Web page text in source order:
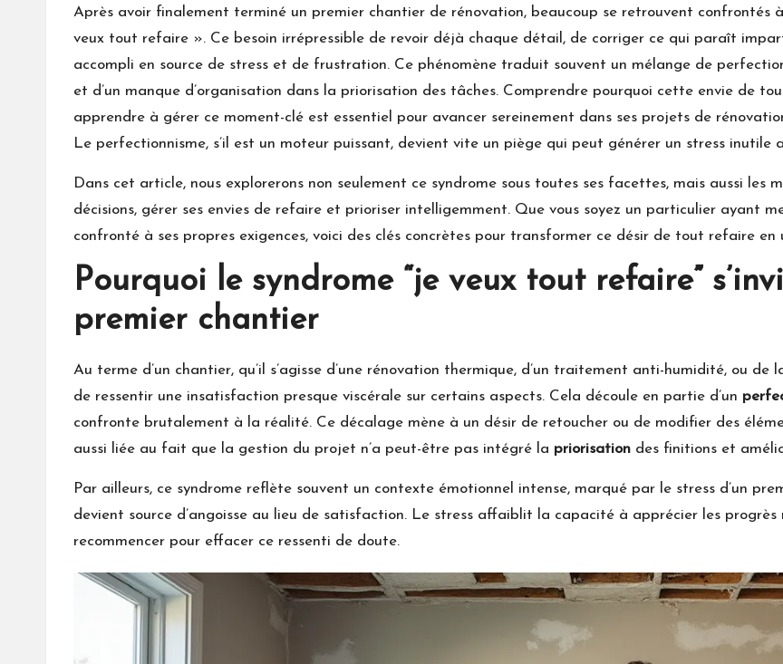
Après avoir finalement terminé un premier chantier de rénovation, beaucoup se retrouvent confrontés
veux tout refaire ». Ce besoin irrépressible de revoir déjà chaque détail, de corriger ce qui paraît
accompli en source de stress et de frustration. Ce phénomène traduit souvent un mélange de
et d’un manque d’organisation dans la priorisation des tâches. Comprendre pourquoi cette envie de
apprendre à gérer ce moment-clé est essentiel pour avancer sereinement dans ses projets de
Le perfectionnisme, s’il est un moteur puissant, devient vite un piège qui peut générer un stress inutile
Dans cet article, nous explorerons non seulement ce syndrome sous toutes ses facettes, mais aussi les
décisions, gérer ses envies de refaire et prioriser intelligemment. Que vous soyez un particulier ayant
confronté à ses propres exigences, voici des clés concrètes pour transformer ce désir de tout refaire
Pourquoi le syndrome “je veux tout refaire”
premier chantier
Au terme d’un chantier, qu’il s’agisse d’une rénovation thermique, d’un traitement anti-humidité, ou
de ressentir une insatisfaction presque viscérale sur certains aspects. Cela découle en partie d’un
confronte brutalement à la réalité. Ce décalage mène à un désir de retoucher ou de modifier des
aussi liée au fait que la gestion du projet n’a peut-être pas intégré la priorisation des finitions et
Par ailleurs, ce syndrome reflète souvent un contexte émotionnel intense, marqué par le stress d’un
devient source d’angoisse au lieu de satisfaction. Le stress affaiblit la capacité à apprécier les
recommencer pour effacer ce ressenti de doute.